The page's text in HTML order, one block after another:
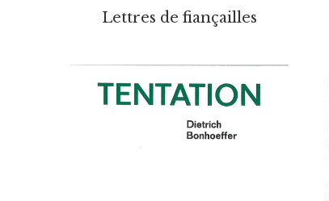
Lettres de fiançailles